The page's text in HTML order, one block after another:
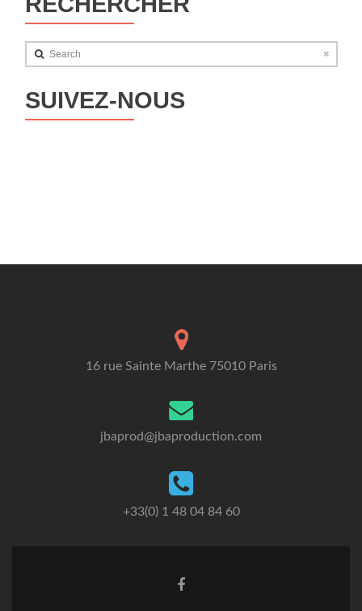
Search
SUIVEZ-NOUS
16 rue Sainte Marthe 75010 Paris
jbaprod@jbaproduction.com
+33(0) 1 48 04 84 60